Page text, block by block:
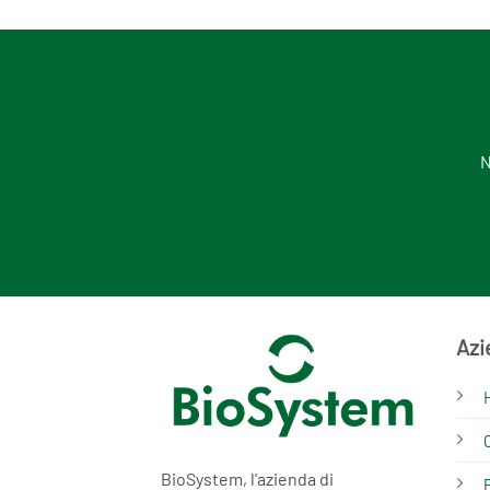
BioSystem, l'azienda di